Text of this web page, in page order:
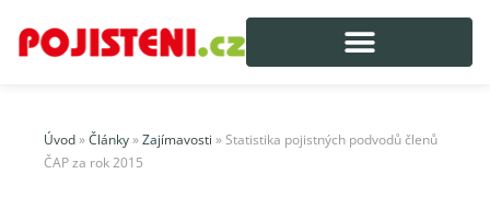
Úvod » Články » Zajímavosti » Statistika pojistných podvodů členů
ČAP za rok 2015